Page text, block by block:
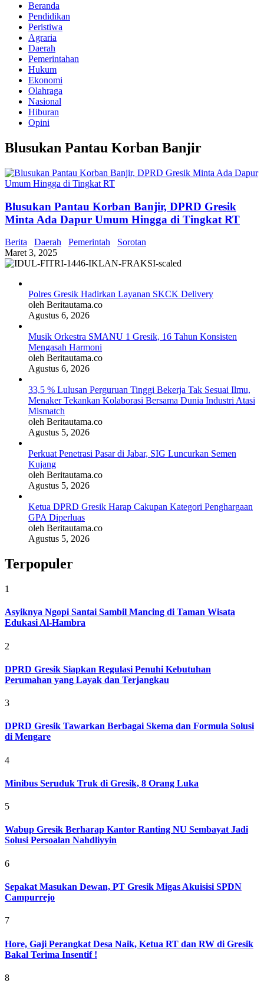
Beranda
Pendidikan
Peristiwa
Agraria
Daerah
Pemerintahan
Hukum
Ekonomi
Olahraga
Nasional
Hiburan
Opini
Blusukan Pantau Korban Banjir
Blusukan Pantau Korban Banjir, DPRD Gresik
Minta Ada Dapur Umum Hingga di Tingkat RT
Berita Daerah Pemerintah
Sorotan
Maret 3, 2025
Polres Gresik Hadirkan Layanan SKCK Delivery
oleh Beritautama.co
Agustus 6, 2026
Musik Orkestra SMANU 1 Gresik, 16 Tahun Konsisten
Mengasah Harmoni
oleh Beritautama.co
Agustus 6, 2026
33,5 % Lulusan Perguruan Tinggi Bekerja Tak Sesuai Ilmu,
Menaker Tekankan Kolaborasi Bersama Dunia Industri Atasi
Mismatch
oleh Beritautama.co
Agustus 5, 2026
Perkuat Penetrasi Pasar di Jabar, SIG Luncurkan Semen
Kujang
oleh Beritautama.co
Agustus 5, 2026
Ketua DPRD Gresik Harap Cakupan Kategori Penghargaan
GPA Diperluas
oleh Beritautama.co
Agustus 5, 2026
Terpopuler
1
Asyiknya Ngopi Santai Sambil Mancing di Taman Wisata
Edukasi Al-Hambra
2
DPRD Gresik Siapkan Regulasi Penuhi Kebutuhan
Perumahan yang Layak dan Terjangkau
3
DPRD Gresik Tawarkan Berbagai Skema dan Formula Solusi
di Mengare
4
Minibus Seruduk Truk di Gresik, 8 Orang Luka
5
Wabup Gresik Berharap Kantor Ranting NU Sembayat Jadi
Solusi Persoalan Nahdliyyin
6
Sepakat Masukan Dewan, PT Gresik Migas Akuisisi SPDN
Campurrejo
7
Hore, Gaji Perangkat Desa Naik, Ketua RT dan RW di Gresik
Bakal Terima Insentif !
8